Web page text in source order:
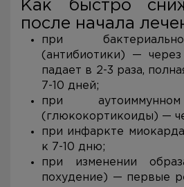
Как быстро
после начала
при
(антибиотики) —
падает в 2-3 раза,
7-10 дней;
при
(глюкокортикоиды) —
при инфаркте
к 7-10 дню;
при изменении
похудение) — первые